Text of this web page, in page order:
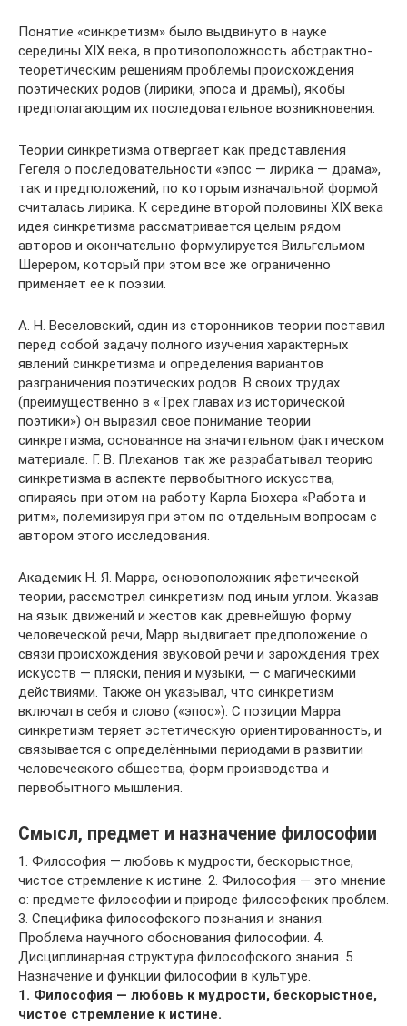
Понятие «синкретизм» было выдвинуто в науке
середины XIX века, в противоположность абстрактно-
теоретическим решениям проблемы происхождения
поэтических родов (лирики, эпоса и драмы), якобы
предполагающим их последовательное возникновения.
Теории синкретизма отвергает как представления
Гегеля о последовательности «эпос — лирика — драма»,
так и предположений, по которым изначальной формой
считалась лирика. К середине второй половины XIX века
идея синкретизма рассматривается целым рядом
авторов и окончательно формулируется Вильгельмом
Шерером, который при этом все же ограниченно
применяет ее к поэзии.
А. Н. Веселовский, один из сторонников теории поставил
перед собой задачу полного изучения характерных
явлений синкретизма и определения вариантов
разграничения поэтических родов. В своих трудах
(преимущественно в «Трёх главах из исторической
поэтики») он выразил свое понимание теории
синкретизма, основанное на значительном фактическом
материале. Г. В. Плеханов так же разрабатывал теорию
синкретизма в аспекте первобытного искусства,
опираясь при этом на работу Карла Бюхера «Работа и
ритм», полемизируя при этом по отдельным вопросам с
автором этого исследования.
Академик Н. Я. Марра, основоположник яфетической
теории, рассмотрел синкретизм под иным углом. Указав
на язык движений и жестов как древнейшую форму
человеческой речи, Марр выдвигает предположение о
связи происхождения звуковой речи и зарождения трёх
искусств — пляски, пения и музыки, — с магическими
действиями. Также он указывал, что синкретизм
включал в себя и слово («эпос»). С позиции Марра
синкретизм теряет эстетическую ориентированность, и
связывается с определёнными периодами в развитии
человеческого общества, форм производства и
первобытного мышления.
Смысл, предмет и назначение философии
1. Философия — любовь к мудрости, бескорыстное,
чистое стремление к истине. 2. Философия — это мнение
о: предмете философии и природе философских проблем.
3. Специфика философского познания и знания.
Проблема научного обоснования философии. 4.
Дисциплинарная структура философского знания. 5.
Назначение и функции философии в культуре.
1. Философия — любовь к мудрости, бескорыстное,
чистое стремление к истине.